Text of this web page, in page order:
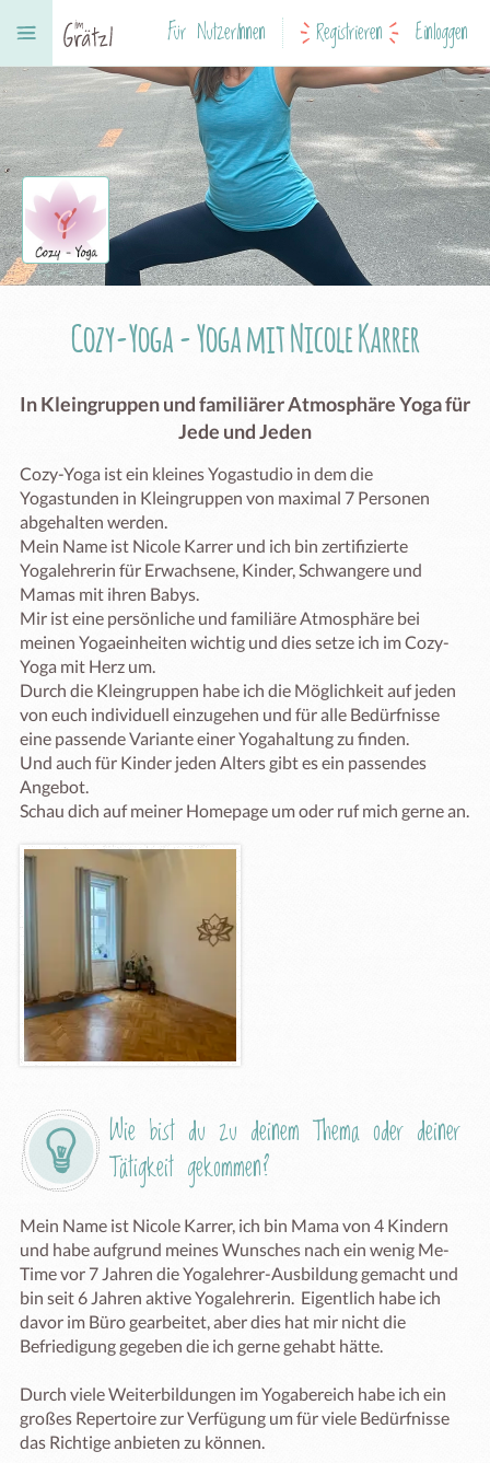
Für NutzerInnen Registrieren Einloggen
Cozy-Yoga - Yoga mit Nicole Karrer
In Kleingruppen und familiärer Atmosphäre Yoga für
Jede und Jeden
Cozy-Yoga ist ein kleines Yogastudio in dem die
Yogastunden in Kleingruppen von maximal 7 Personen
abgehalten werden.
Mein Name ist Nicole Karrer und ich bin zertifizierte
Yogalehrerin für Erwachsene, Kinder, Schwangere und
Mamas mit ihren Babys.
Mir ist eine persönliche und familiäre Atmosphäre bei
meinen Yogaeinheiten wichtig und dies setze ich im Cozy-
Yoga mit Herz um.
Durch die Kleingruppen habe ich die Möglichkeit auf jeden
von euch individuell einzugehen und für alle Bedürfnisse
eine passende Variante einer Yogahaltung zu finden.
Und auch für Kinder jeden Alters gibt es ein passendes
Angebot.
Schau dich auf meiner Homepage um oder ruf mich gerne an.
Wie bist du zu deinem Thema oder deiner
Tätigkeit gekommen?
Mein Name ist Nicole Karrer, ich bin Mama von 4 Kindern
und habe aufgrund meines Wunsches nach ein wenig Me-
Time vor 7 Jahren die Yogalehrer-Ausbildung gemacht und
bin seit 6 Jahren aktive Yogalehrerin.  Eigentlich habe ich
davor im Büro gearbeitet, aber dies hat mir nicht die
Befriedigung gegeben die ich gerne gehabt hätte.
Durch viele Weiterbildungen im Yogabereich habe ich ein
großes Repertoire zur Verfügung um für viele Bedürfnisse
das Richtige anbieten zu können.